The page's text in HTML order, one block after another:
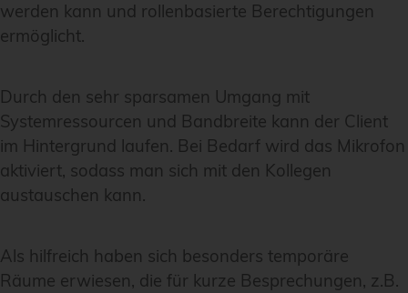
werden kann und rollenbasierte Berechtigungen
ermöglicht.
Durch den sehr sparsamen Umgang mit
Systemressourcen und Bandbreite kann der Client
im Hintergrund laufen. Bei Bedarf wird das Mikrofon
aktiviert, sodass man sich mit den Kollegen
austauschen kann.
Als hilfreich haben sich besonders temporäre
Räume erwiesen, die für kurze Besprechungen, z.B.